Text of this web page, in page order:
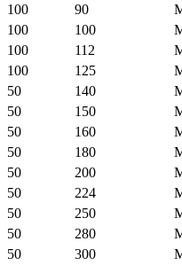
100 90
100 100
100 112
100 125
50 140
50 150
50 160
50 180
50 200
50 224
50 250
50 280
50 300